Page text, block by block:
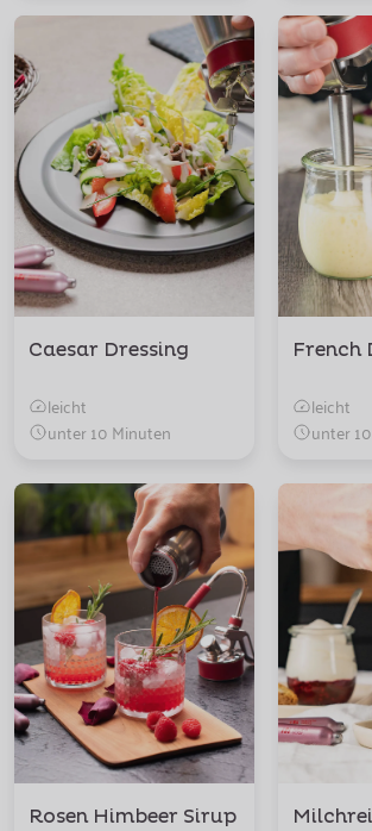
Caesar Dressing
leicht
unter 10 Minuten
French
leicht
unter
Rosen Himbeer Sirup